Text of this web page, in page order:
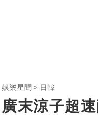
娛樂星聞 日韓
廣末涼子超